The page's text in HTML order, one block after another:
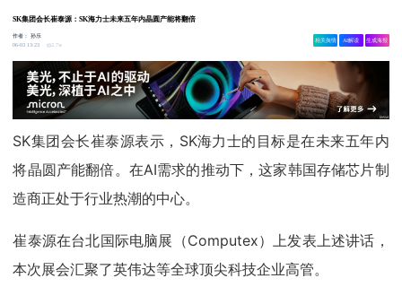
SK集团会长崔泰源：SK海力士未来五年内晶圆产能将翻倍
作者：孙乐
06-03 13:23
2.7w
相关舆情 AI解读 生成海报
SK集团会长崔泰源表示，SK海力士的目标是在未来五年内
将晶圆产能翻倍。在AI需求的推动下，这家韩国存储芯片制
造商正处于行业热潮的中心。
崔泰源在台北国际电脑展（Computex）上发表上述讲话，
本次展会汇聚了英伟达等全球顶尖科技企业高管。